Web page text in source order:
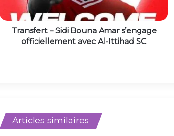
Transfert – Sidi Bouna Amar s’engage
officiellement avec Al-Ittihad SC
Articles similaires